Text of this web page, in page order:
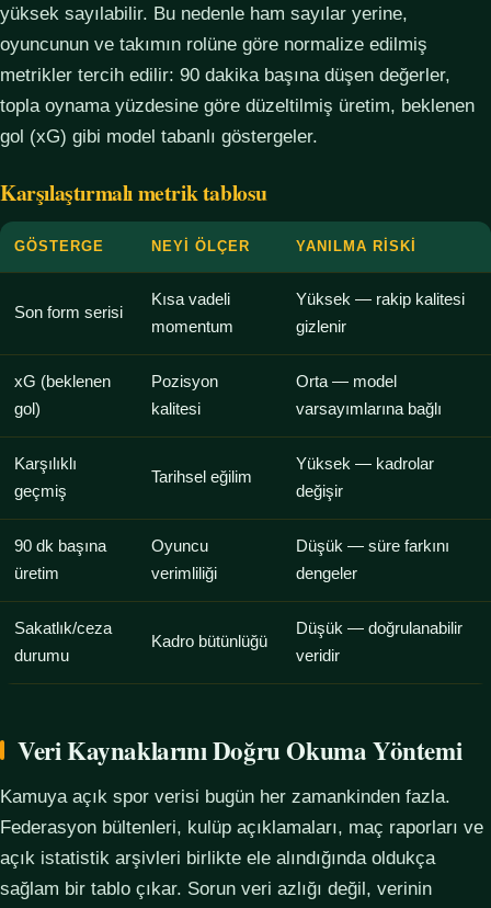
yüksek sayılabilir. Bu nedenle ham sayılar yerine,
oyuncunun ve takımın rolüne göre normalize edilmiş
metrikler tercih edilir: 90 dakika başına düşen değerler,
topla oynama yüzdesine göre düzeltilmiş üretim, beklenen
gol (xG) gibi model tabanlı göstergeler.
Karşılaştırmalı metrik tablosu
GÖSTERGE NEYI ÖLÇER YANILMA RISKI
Son form serisi
Kısa vadeli
momentum
Yüksek — rakip kalitesi
gizlenir
xG (beklenen
gol)
Pozisyon
kalitesi
Orta — model
varsayımlarına bağlı
Karşılıklı
geçmiş
Tarihsel eğilim
Yüksek — kadrolar
değişir
90 dk başına
üretim
Oyuncu
verimliliği
Düşük — süre farkını
dengeler
Sakatlık/ceza
durumu
Kadro bütünlüğü
Düşük — doğrulanabilir
veridir
Veri Kaynaklarını Doğru Okuma Yöntemi
Kamuya açık spor verisi bugün her zamankinden fazla.
Federasyon bültenleri, kulüp açıklamaları, maç raporları ve
açık istatistik arşivleri birlikte ele alındığında oldukça
sağlam bir tablo çıkar. Sorun veri azlığı değil, verinin